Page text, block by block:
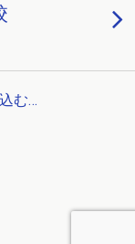
む…